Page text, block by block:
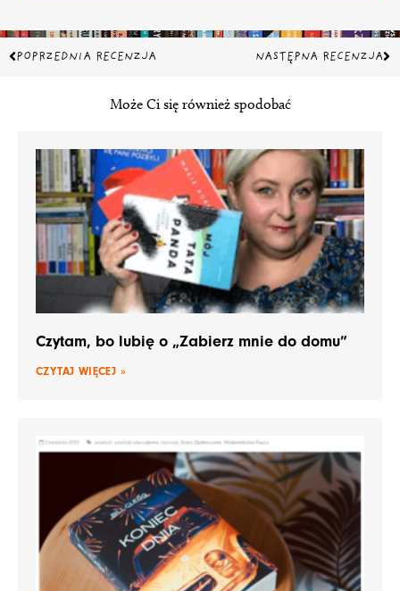
Prev
POPRZEDNIA RECENZJA NASTĘPNA RECENZJA
Może Ci się również spodobać
Czytam, bo lubię o „Zabierz mnie do domu”
CZYTAJ WIĘCEJ »